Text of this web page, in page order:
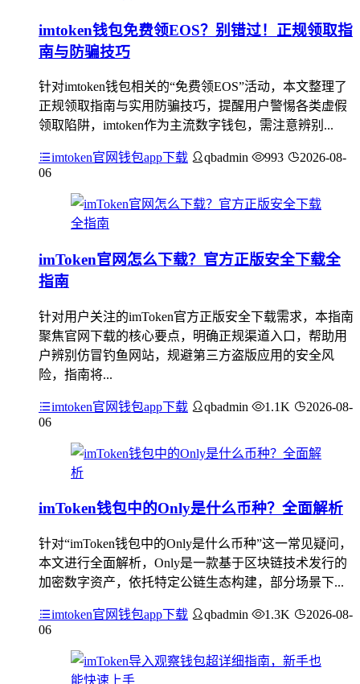
imtoken钱包免费领EOS？别错过！正规领取指
南与防骗技巧
针对imtoken钱包相关的“免费领EOS”活动，本文整理了
正规领取指南与实用防骗技巧，提醒用户警惕各类虚假
领取陷阱，imtoken作为主流数字钱包，需注意辨别...
imtoken官网钱包app下载 qbadmin 993
2026-08-
06
imToken官网怎么下载？官方正版安全下载全
指南
针对用户关注的imToken官方正版安全下载需求，本指南
聚焦官网下载的核心要点，明确正规渠道入口，帮助用
户辨别仿冒钓鱼网站，规避第三方盗版应用的安全风
险，指南将...
imtoken官网钱包app下载 qbadmin 1.1K
2026-08-
06
imToken钱包中的Only是什么币种？全面解析
针对“imToken钱包中的Only是什么币种”这一常见疑问，
本文进行全面解析，Only是一款基于区块链技术发行的
加密数字资产，依托特定公链生态构建，部分场景下...
imtoken官网钱包app下载 qbadmin 1.3K
2026-08-
06